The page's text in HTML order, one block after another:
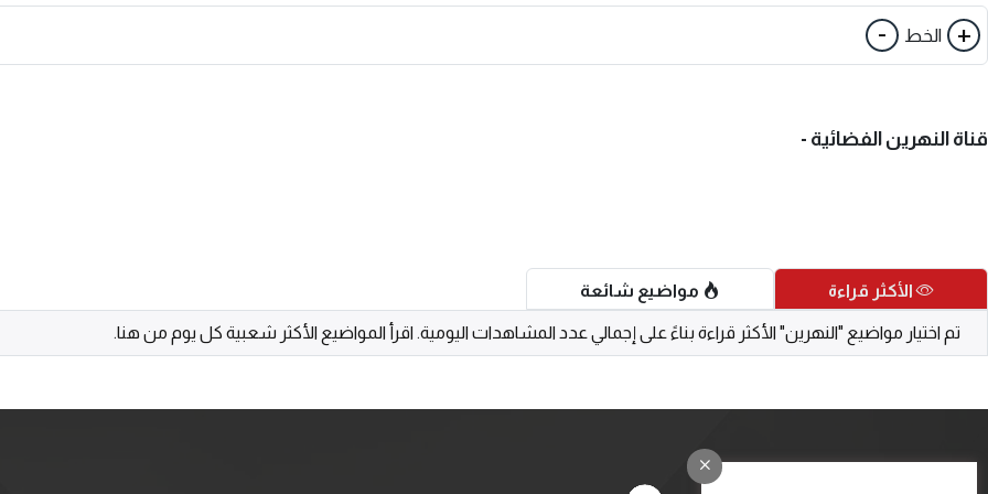
+ الخط -
قناة النهرين الفضائية -
الأكثر قراءة
تم اختيار مواضيع "النهرين" الأكثر قراءة بناءً على إجمالي عدد المشاهدات اليومية. اقرأ المواضيع الأكثر شعبية كل يوم من هنا.